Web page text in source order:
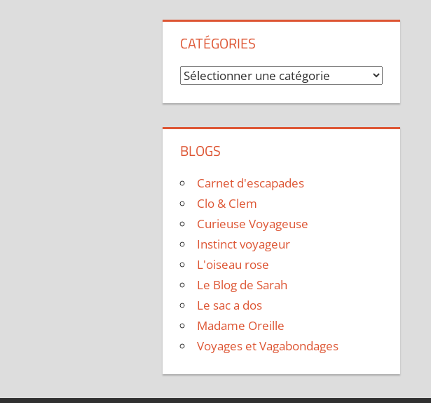
CATÉGORIES
Catégories
BLOGS
Carnet d'escapades
Clo & Clem
Curieuse Voyageuse
Instinct voyageur
L'oiseau rose
Le Blog de Sarah
Le sac a dos
Madame Oreille
Voyages et Vagabondages